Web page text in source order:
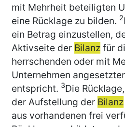
mit Mehrheit beteiligten
eine Rücklage zu bilden. 2
ein Betrag einzustellen,
Aktivseite der Bilanz für
herrschenden oder mit
Unternehmen
entspricht. 3Die
der Aufstellung der Bilanz
aus vorhandenen frei